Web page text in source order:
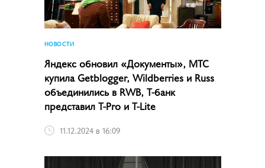
НОВОСТИ
Яндекс обновил «Документы», МТС
купила Getblogger, Wildberries и Russ
объединились в RWB, Т-банк
представил T-Pro и T-Lite
11.12.2024 в 16:09